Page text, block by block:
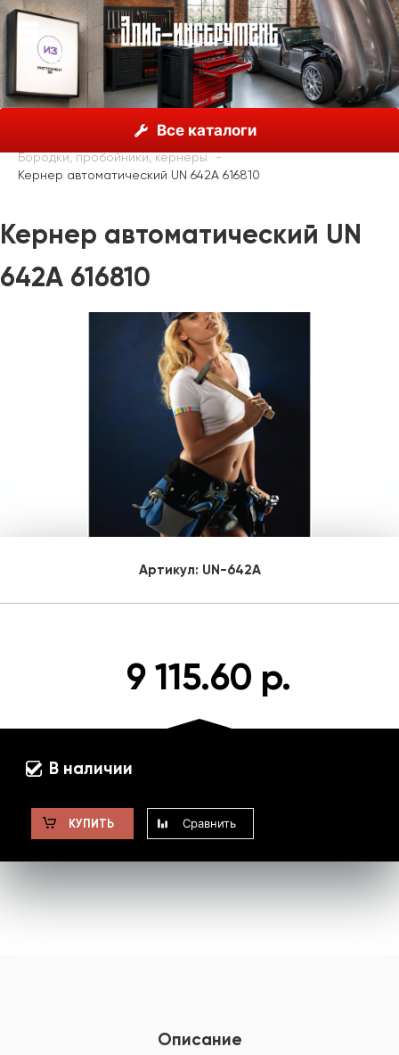
Все каталоги
Unior, Словения
Молотки, пробойники, зубила
Бородки, пробойники, кернеры
Кернер автоматический UN 642A 616810
Кернер автоматический UN
642A 616810
Артикул: UN-642A
9 115.60 р.
В наличии
КУПИТЬ Сравнить
Описание